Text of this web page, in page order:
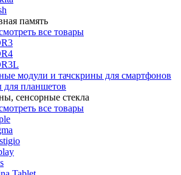
память
все товары
модули и тачскрины для смартфонов
планшетов
сенсорные стекла
все товары